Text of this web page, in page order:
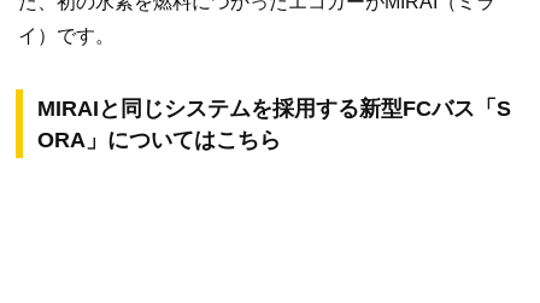
イ）です。
MIRAIと同じシステムを採用する新型FCバス「S
ORA」についてはこちら